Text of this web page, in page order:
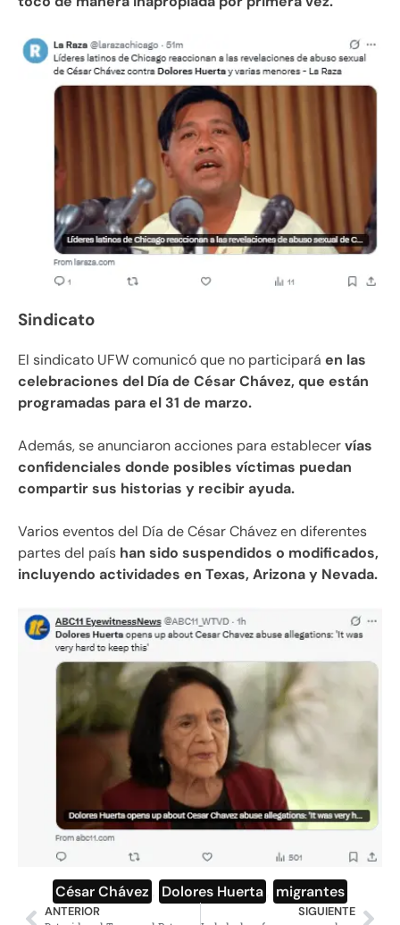
Sindicato
El sindicato UFW comunicó que no participará en las
celebraciones del Día de César Chávez, que están
programadas para el 31 de marzo.
Además, se anunciaron acciones para establecervías
confidenciales donde posibles víctimas puedan
compartir sus historias y recibir ayuda.
Varios eventos del Día de César Chávez en diferentes
partes del país han sido suspendidos o modificados,
incluyendo actividades en Texas, Arizona y Nevada.
César Chávez Dolores Huerta migrantes
ANTERIOR SIGUIENTE